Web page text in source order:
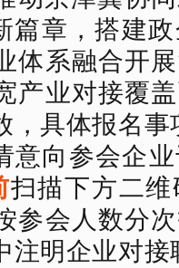
篇章，搭建
体系融合开
产业对接覆
，具体报名事
意向参会企
扫描下方二
参会人数分
注明企业对接